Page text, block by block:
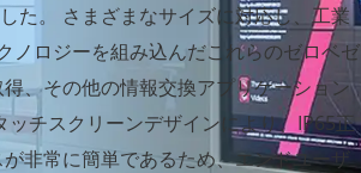
た。 さまざまなサイズに対応し、工業
ノロジーを組み込んだこれらのゼロベゼ
、その他の情報交換アプリケーション
チスクリーンデザインにより、IP65正
非常に簡単であるため、エンドユーザ